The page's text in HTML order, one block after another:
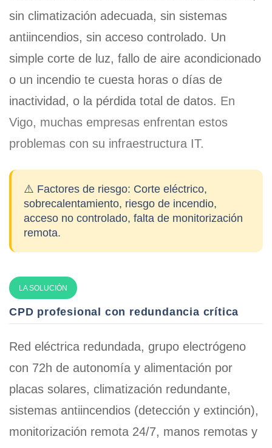
sin climatización adecuada, sin sistemas
antiincendios, sin acceso controlado. Un
simple corte de luz, fallo de aire acondicionado
o un incendio te cuesta horas o días de
inactividad, o la pérdida total de datos. En
Vigo, muchas empresas enfrentan estos
problemas con su infraestructura IT.
⚠️ Factores de riesgo: Corte eléctrico,
sobrecalentamiento, riesgo de incendio,
acceso no controlado, falta de monitorización
remota.
LA SOLUCIÓN
CPD profesional con redundancia crítica
Red eléctrica redundada, grupo electrógeno
con 72h de autonomía y alimentación por
placas solares, climatización redundante,
sistemas antiincendios (detección y extinción),
monitorización remota 24/7, manos remotas y